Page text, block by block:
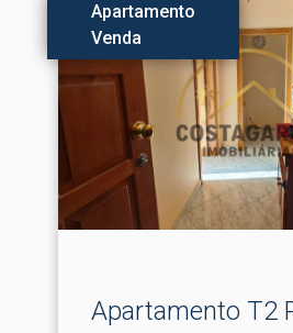
Apartamento
Venda
Apartamento T2